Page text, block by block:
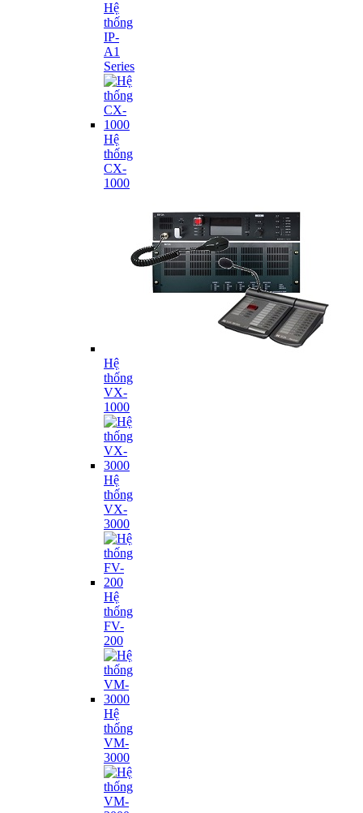
Hệ
thống
IP-
A1
Series
Hệ
thống
CX-
1000
Hệ
thống
VX-
1000
Hệ
thống
VX-
3000
Hệ
thống
FV-
200
Hệ
thống
VM-
3000